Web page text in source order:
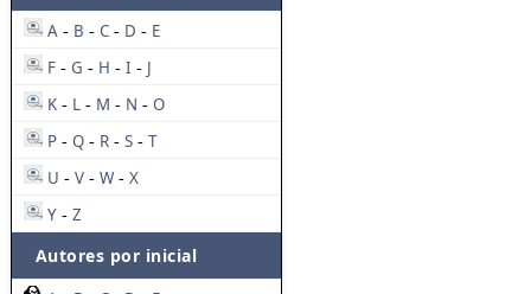
A - B - C - D - E
F - G - H - I - J
K - L - M - N - O
P - Q - R - S - T
U - V - W - X
Y - Z
Autores por inicial